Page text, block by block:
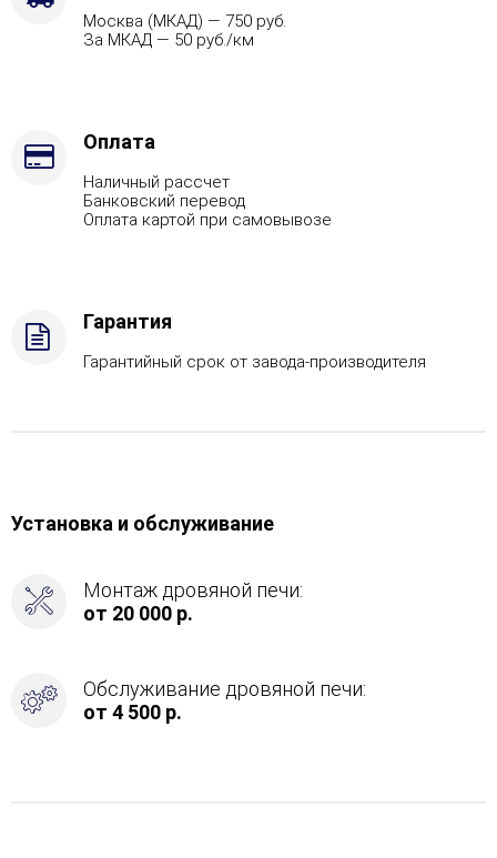
Москва (МКАД) — 750 руб.
За МКАД — 50 руб./км
Оплата
Наличный рассчет
Банковский перевод
Оплата картой при самовывозе
Гарантия
Гарантийный срок от завода-производителя
Установка и обслуживание
Монтаж дровяной печи:
от 20 000 р.
Обслуживание дровяной печи:
от 4 500 р.